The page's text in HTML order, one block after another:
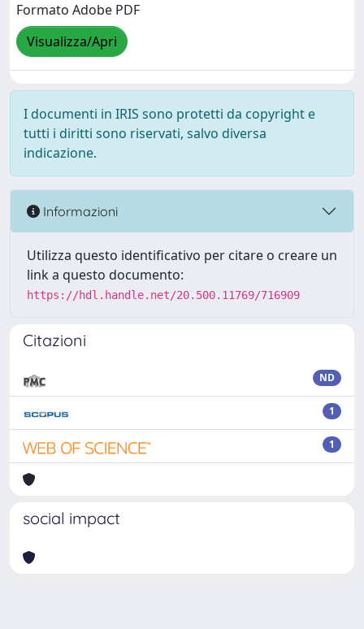
Formato Adobe PDF
Visualizza/Apri
I documenti in IRIS sono protetti da copyright e
tutti i diritti sono riservati, salvo diversa
indicazione.
Informazioni
Utilizza questo identificativo per citare o creare un
link a questo documento:
https://hdl.handle.net/20.500.11769/716909
Citazioni
ND
1
1
social impact